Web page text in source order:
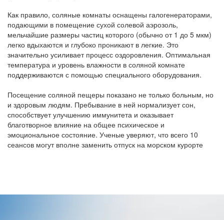
Как правило, соляные комнаты оснащены галогенераторами,
подающими в помещение сухой солевой аэрозоль,
мельчайшие размеры частиц которого (обычно от 1 до 5 мкм)
легко вдыхаются и глубоко проникают в легкие. Это
значительно усиливает процесс оздоровления. Оптимальная
температура и уровень влажности в соляной комнате
поддерживаются с помощью специального оборудования.
Посещение соляной пещеры показано не только больным, но
и здоровым людям. Пребывание в ней нормализует сон,
способствует улучшению иммунитета и оказывает
благотворное влияние на общее психическое и
эмоциональное состояние. Ученые уверяют, что всего 10
сеансов могут вполне заменить отпуск на морском курорте